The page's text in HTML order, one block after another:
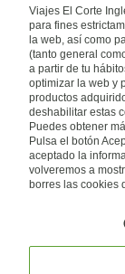
Quiénes somos
Financiación
Sostenibilidad
Turismo
Tarjeta El
Trabaja con
El Corte Inglés
Canal Ético
Enlaces
Guías de viaje
Catálogos
Auto check-in
Condiciones
Política de
Política de
Accesibilidad
Empresas/
Internacional
España
Visita nuestro
Blog de Viajes
Viajes El Corte
para fines
la web, así como
(tanto general
a partir de tu
optimizar la web y
productos
deshabilitar estas
Puedes obtener
Pulsa el botón
aceptado la
volveremos a
borres las cookies